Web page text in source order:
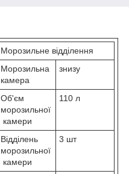
Морозильне відділення
Морозильна
камера
знизу
Об'єм
морозильної
камери
110 л
Відділень
морозильної
камери
3 шт